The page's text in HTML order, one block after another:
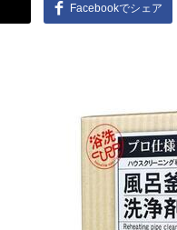
Facebookでシェア